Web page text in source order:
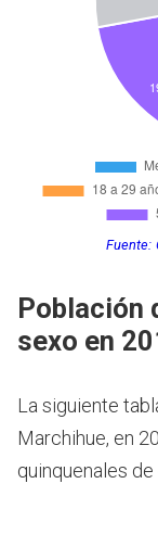
Fuente:
Población
sexo en
La siguiente
Marchihue, en
quinquenales de